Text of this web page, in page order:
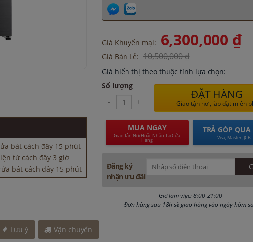
từ cách đây 3 giờ
bát cách đây 15 phút
cách đây 3 giờ
cách đây 15 phút
bát cách đây 15 phút
từ cách đây 3 giờ
bát cách đây 15 phút
cách đây 3 giờ
bát cách đây 15 phút
cách đây 3 giờ
Giá Khuyến mại: 6,300,000 ₫
Giá Bán Lẻ: 10,500,000 ₫
Giá hiển thị theo thuộc tính lựa chọn:
Số lượng
-
+
ĐẶT HÀNG
Giao tận nơi, lắp đặt miễn
MUA NGAY
Giao Tận Nơi Hoặc Nhận Tại Cửa
Hàng
TRẢ GÓP QUA
Visa, Master, JCB
Đăng ký
nhận ưu đãi
Giờ làm việc: 8:00-21:00
Đơn hàng sau 18h sẽ giao hàng vào ngày hôm
Lưu ý Vận chuyển